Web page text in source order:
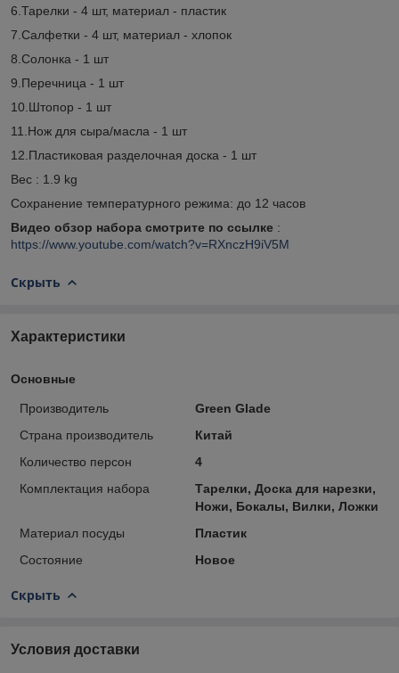
6.Тарелки - 4 шт, материал - пластик
7.Салфетки - 4 шт, материал - хлопок
8.Солонка - 1 шт
9.Перечница - 1 шт
10.Штопор - 1 шт
11.Нож для сыра/масла - 1 шт
12.Пластиковая разделочная доска - 1 шт
Вес : 1.9 kg
Сохранение температурного режима: до 12 часов
Видео обзор набора смотрите по ссылке :
https://www.youtube.com/watch?v=RXnczH9iV5M
Скрыть
Характеристики
Основные
Производитель
Green Glade
Страна производитель
Китай
Количество персон
4
Комплектация набора
Тарелки, Доска для нарезки,
Ножи, Бокалы, Вилки, Ложки
Материал посуды
Пластик
Состояние
Новое
Скрыть
Условия доставки